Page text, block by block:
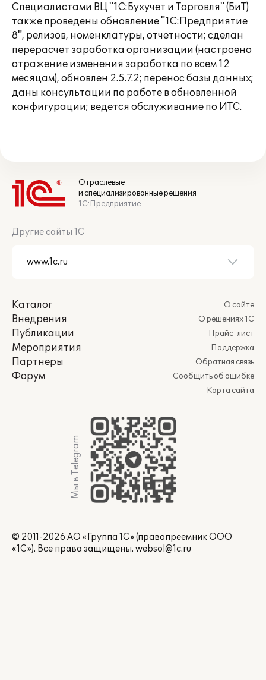
Специалистами ВЦ "1С:Бухучет и Торговля" (БиТ)
также проведены обновление "1С:Предприятие
8", релизов, номенклатуры, отчетности; сделан
перерасчет заработка организации (настроено
отражение изменения заработка по всем 12
месяцам), обновлен 2.5.7.2; перенос базы данных;
даны консультации по работе в обновленной
конфигурации; ведется обслуживание по ИТС.
Отраслевые
и специализированные решения
1С:Предприятие
Другие сайты 1С
Каталог
Внедрения
Публикации
Мероприятия
Партнеры
Форум
О сайте
О решениях 1С
Прайс-лист
Поддержка
Обратная связь
Сообщить об ошибке
Карта сайта
Мы в Telegram
© 2011-2026 АО «Группа 1С» (правопреемник ООО
«1С»). Все права защищены. websol@1c.ru